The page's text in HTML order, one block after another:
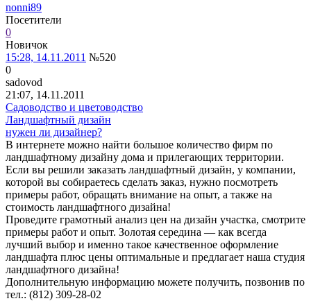
nonni89
Посетители
0
Новичок
15:28, 14.11.2011 №520
0
sadovod
21:07, 14.11.2011
Садоводство и цветоводство
Ландшафтный дизайн
нужен ли дизайнер?
В интернете можно найти большое количество фирм по
ландшафтному дизайну дома и прилегающих территории.
Если вы решили заказать ландшафтный дизайн, у компании,
которой вы собираетесь сделать заказ, нужно посмотреть
примеры работ, обращать внимание на опыт, а также на
стоимость ландшафтного дизайна!
Проведите грамотный анализ цен на дизайн участка, смотрите
примеры работ и опыт. Золотая середина — как всегда
лучший выбор и именно такое качественное оформление
ландшафта плюс цены оптимальные и предлагает наша студия
ландшафтного дизайна!
Дополнительную информацию можете получить, позвонив по
тел.: (812) 309-28-02